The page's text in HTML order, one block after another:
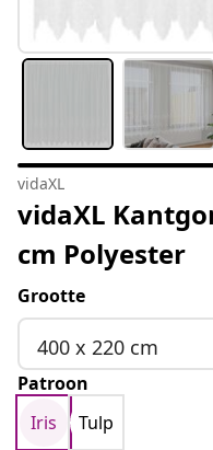
vidaXL
vidaXL
cm Polyester
Grootte
400 x 220 cm
Patroon
Iris
Tulp